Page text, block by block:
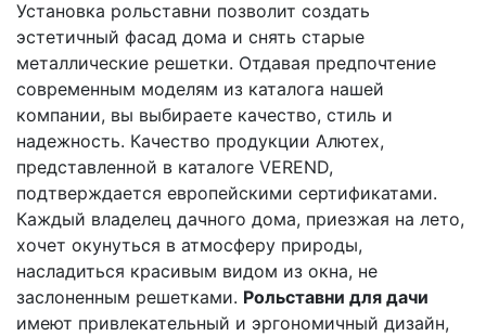
Установка рольставни позволит создать
эстетичный фасад дома и снять старые
металлические решетки. Отдавая предпочтение
современным моделям из каталога нашей
компании, вы выбираете качество, стиль и
надежность. Качество продукции Алютех,
представленной в каталоге VEREND,
подтверждается европейскими сертификатами.
Каждый владелец дачного дома, приезжая на лето,
хочет окунуться в атмосферу природы,
насладиться красивым видом из окна, не
заслоненным решетками. Рольставни для дачи
имеют привлекательный и эргономичный дизайн,